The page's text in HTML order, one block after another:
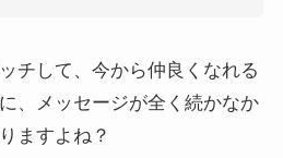
チして、今から仲良くなれる
、メッセージが全く続かなか
ますよね？